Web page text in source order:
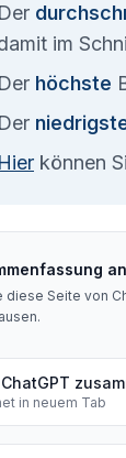
Der
im
Der höchste
Der
Hier können
diese Seite von
.
in neuem Tab